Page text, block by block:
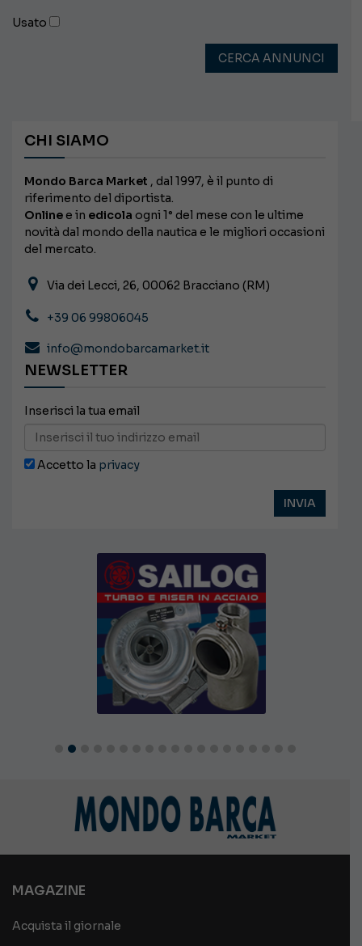
Usato
CERCA ANNUNCI
CHI SIAMO
Mondo Barca Market , dal 1997, è il punto di
riferimento del diportista.
Online e in edicola ogni 1° del mese con le ultime
novità dal mondo della nautica e le migliori occasioni
del mercato.
Via dei Lecci, 26, 00062 Bracciano (RM)
+39 06 99806045
info@mondobarcamarket.it
NEWSLETTER
Inserisci la tua email
Accetto la privacy
MAGAZINE
Acquista il giornale